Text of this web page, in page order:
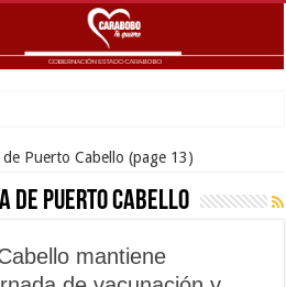
Puerto Cabello (page 13)
de Puerto Cabello
mantiene